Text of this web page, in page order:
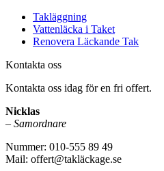
Takläggning
Vattenläcka i Taket
Renovera Läckande Tak
Kontakta oss
Kontakta oss idag för en fri offert.
Nicklas
– Samordnare
Nummer: 010-555 89 49
Mail: offert@takläckage.se